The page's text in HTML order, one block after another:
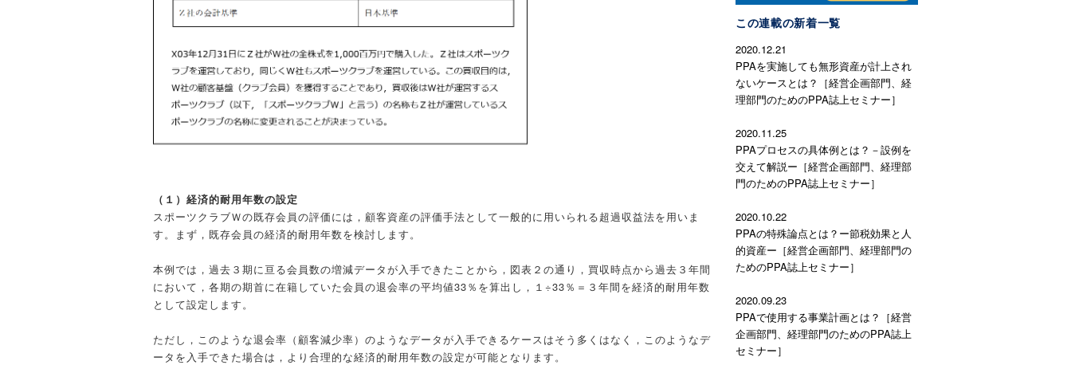
（１）経済的耐用年数の設定
スポーツクラブＷの既存会員の評価には，顧客資産の評価手法として一般的に用いられる超過収益法を用いま
す。まず，既存会員の経済的耐用年数を検討します。
本例では，過去３期に亘る会員数の増減データが入手できたことから，図表２の通り，買収時点から過去３年間
において，各期の期首に在籍していた会員の退会率の平均値33％を算出し，１÷33％＝３年間を経済的耐用年数
として設定します。
ただし，このような退会率（顧客減少率）のようなデータが入手できるケースはそう多くはなく，このようなデ
ータを入手できた場合は，より合理的な経済的耐用年数の設定が可能となります。
この連載の新着一覧
2020.12.21
PPAを実施しても無形資産が計上され
ないケースとは？［経営企画部門、経
理部門のためのPPA誌上セミナー］
2020.11.25
PPAプロセスの具体例とは？－設例を
交えて解説ー［経営企画部門、経理部
門のためのPPA誌上セミナー］
2020.10.22
PPAの特殊論点とは？ー節税効果と人
的資産ー［経営企画部門、経理部門の
ためのPPA誌上セミナー］
2020.09.23
PPAで使用する事業計画とは？［経営
企画部門、経理部門のためのPPA誌上
セミナー］